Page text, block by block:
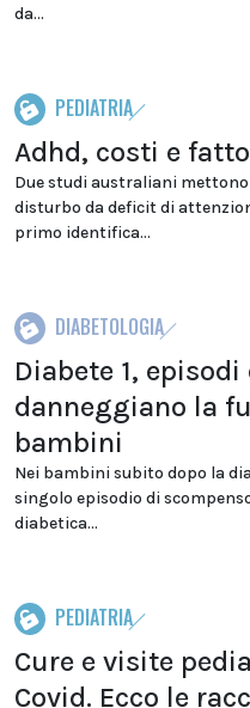
da...
PEDIATRIA
Adhd, costi e
Due studi australiani
disturbo da deficit di
primo identifica...
DIABETOLOGIA
Diabete 1,
danneggiano la
bambini
Nei bambini subito dopo la
singolo episodio di
diabetica...
PEDIATRIA
Cure e visite
Covid. Ecco le